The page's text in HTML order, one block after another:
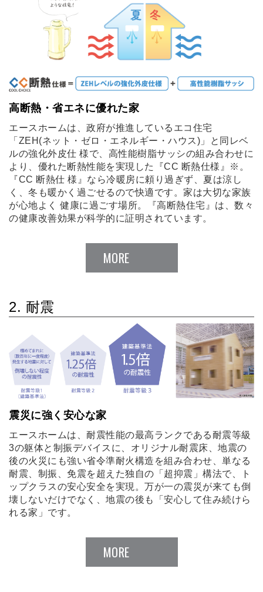
高断熱・省エネに優れた家
エースホームは、政府が推進しているエコ住宅
「ZEH(ネット・ゼロ・エネルギー・ハウス)」と同レベ
ルの強化外皮仕 様で、高性能樹脂サッシの組み合わせに
より、優れた断熱性能を実現した『CC 断熱仕様』※。
『CC 断熱仕 様』なら冷暖房に頼り過ぎず、夏は涼し
く、冬も暖かく過ごせるので快適です。家は大切な家族
が心地よく 健康に過ごす場所。『高断熱住宅』は、数々
の健康改善効果が科学的に証明されています。
MORE
2. 耐震
震災に強く安心な家
エースホームは、耐震性能の最高ランクである耐震等級
3の躯体と制振デバイスに、オリジナル耐震床、地震の
後の火災にも強い省令準耐火構造を組み合わせ、単なる
耐震、制振、免震を超えた独自の「超抑震」構法で、ト
ップクラスの安心安全を実現。万が一の震災が来ても倒
壊しないだけでなく、地震の後も「安心して住み続けら
れる家」です。
MORE